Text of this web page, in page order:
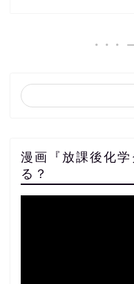
漫画『放課後化
る？